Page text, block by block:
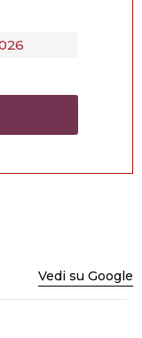
Vedi su Google